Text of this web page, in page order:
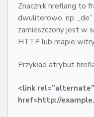
Znacznik hreflang to
dwuliterowo, np. „de”
zamieszczony jest w
HTTP lub mapie
Przykład atrybut
<link
href=http://